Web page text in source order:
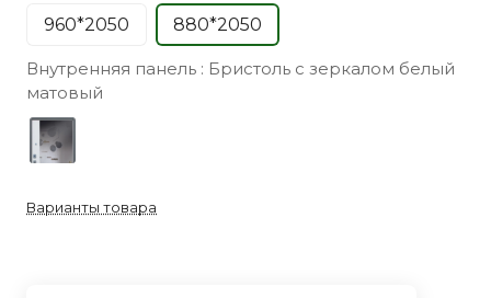
960*2050
880*2050
Внутренняя панель : Бристоль с зеркалом белый
матовый
Варианты товара